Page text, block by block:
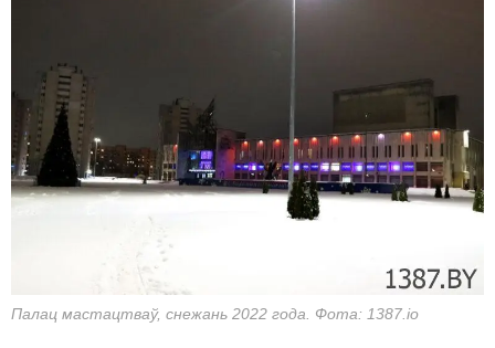
Палац мастацтваў, снежань 2022 года. Фота: 1387.io